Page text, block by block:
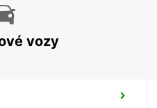
vozy